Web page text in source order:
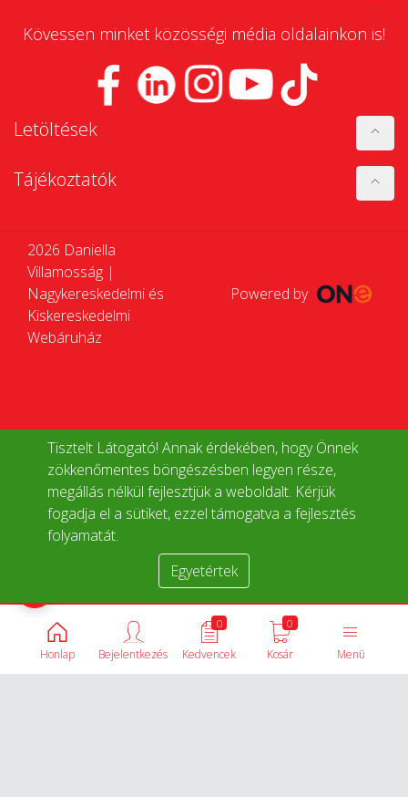
Tisztelt Látogató! Annak érdekében, hogy Önnek
zökkenőmentes böngészésben legyen része,
megállás nélkül fejlesztjük a weboldalt. Kérjük
fogadja el a sütiket, ezzel támogatva a fejlesztés
folyamatát.
Egyetértek
Kövessen minket közösségi média oldalainkon is!
Letöltések
Tájékoztatók
2026 Daniella
Villamosság |
Nagykereskedelmi és
Kiskereskedelmi
Webáruház
Powered by
Honlap Menü
0
Kosár
0
Kedvencek
Bejelentkezés
Termékek összehasonlítása